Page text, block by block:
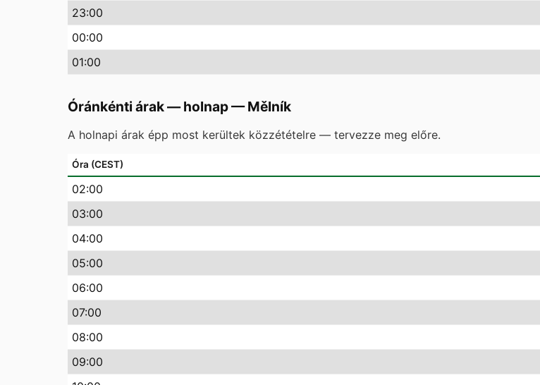
23:00
00:00
01:00
Óránkénti árak — holnap—Mělník
A holnapi árak épp most kerültek közzétételre — tervezze meg előre.
Óra (CEST)
02:00
03:00
04:00
05:00
06:00
07:00
08:00
09:00